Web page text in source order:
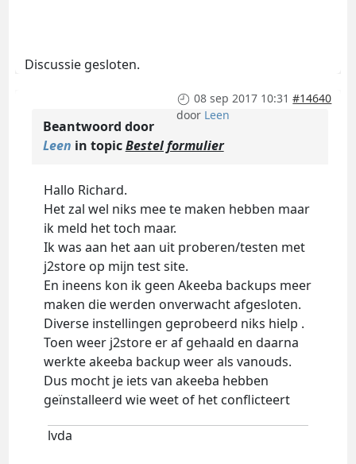
Discussie gesloten.
08 sep 2017 10:31 #14640
door Leen
Beantwoord door
Leen in topicBestel formulier
Hallo Richard.
Het zal wel niks mee te maken hebben maar
ik meld het toch maar.
Ik was aan het aan uit proberen/testen met
j2store op mijn test site.
En ineens kon ik geen Akeeba backups meer
maken die werden onverwacht afgesloten.
Diverse instellingen geprobeerd niks hielp .
Toen weer j2store er af gehaald en daarna
werkte akeeba backup weer als vanouds.
Dus mocht je iets van akeeba hebben
geïnstalleerd wie weet of het conflicteert
lvda